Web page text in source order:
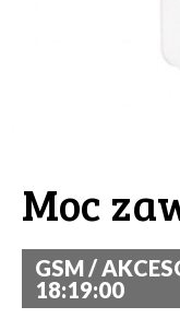
Moc
GSM /
18:19:00